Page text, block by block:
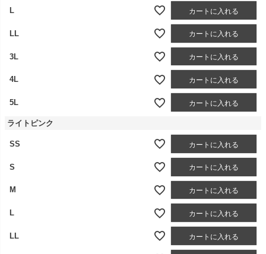
L カートに入れる
LL カートに入れる
3L カートに入れる
4L カートに入れる
5L カートに入れる
ライトピンク
SS カートに入れる
S カートに入れる
M カートに入れる
L カートに入れる
LL カートに入れる